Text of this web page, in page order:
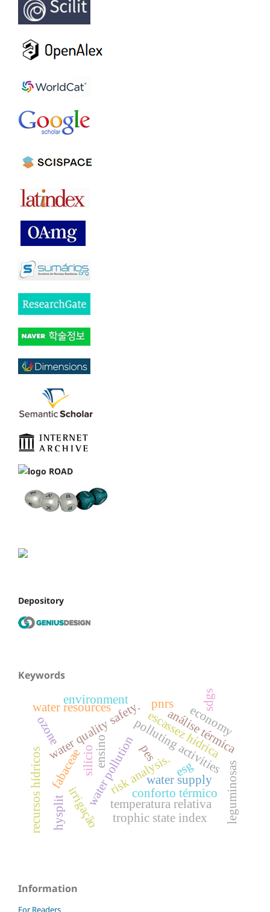
Depository
Keywords
water quality safety.
water supply
risk analysis.
water pollution
water resources
polluting activities
recursos hídricos irrigação
escassez hídrica
análise térmica
conforto térmico
temperatura relativa
economy
environment
pes
esg
ensino
pnrs
fabaceae leguminosas
silício
sdgs
trophic state index
ozone
hysplit
Information
For Readers